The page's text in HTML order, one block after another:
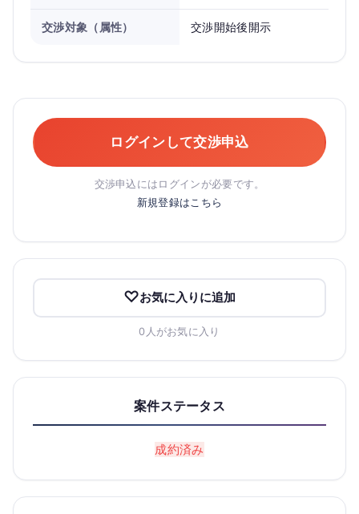
交渉対象（属性） 交渉開始後開示
ログインして交渉申込
交渉申込にはログインが必要です。
新規登録はこちら
お気に入りに追加
0人がお気に入り
案件ステータス
成約済み